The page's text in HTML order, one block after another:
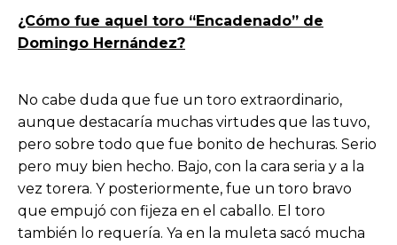
¿Cómo fue aquel toro “Encadenado” de
Domingo Hernández?
No cabe duda que fue un toro extraordinario,
aunque destacaría muchas virtudes que las tuvo,
pero sobre todo que fue bonito de hechuras. Serio
pero muy bien hecho. Bajo, con la cara seria y a la
vez torera. Y posteriormente, fue un toro bravo
que empujó con fijeza en el caballo. El toro
también lo requería. Ya en la muleta sacó mucha